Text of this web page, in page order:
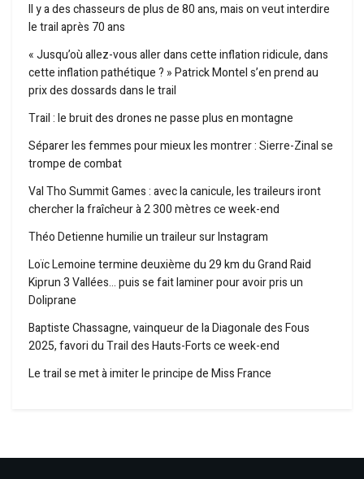
Il y a des chasseurs de plus de 80 ans, mais on veut interdire
le trail après 70 ans
« Jusqu’où allez-vous aller dans cette inflation ridicule, dans
cette inflation pathétique ? » Patrick Montel s’en prend au
prix des dossards dans le trail
Trail : le bruit des drones ne passe plus en montagne
Séparer les femmes pour mieux les montrer : Sierre-Zinal se
trompe de combat
Val Tho Summit Games : avec la canicule, les traileurs iront
chercher la fraîcheur à 2 300 mètres ce week-end
Théo Detienne humilie un traileur sur Instagram
Loïc Lemoine termine deuxième du 29 km du Grand Raid
Kiprun 3 Vallées… puis se fait laminer pour avoir pris un
Doliprane
Baptiste Chassagne, vainqueur de la Diagonale des Fous
2025, favori du Trail des Hauts-Forts ce week-end
Le trail se met à imiter le principe de Miss France